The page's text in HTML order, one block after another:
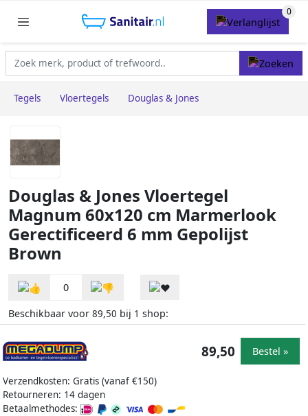
Tegels Vloertegels Douglas & Jones
Douglas & Jones Vloertegel
Magnum 60x120 cm Marmerlook
Gerectificeerd 6 mm Gepolijst
Brown
0
Beschikbaar voor 89,50 bij 1 shop:
Verzendkosten: Gratis (vanaf €150)
Retourneren: 14 dagen
Betaalmethodes:
89,50 Bestel »